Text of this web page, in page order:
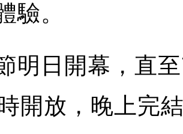
驗。
明日開幕，直
時開放，晚上完